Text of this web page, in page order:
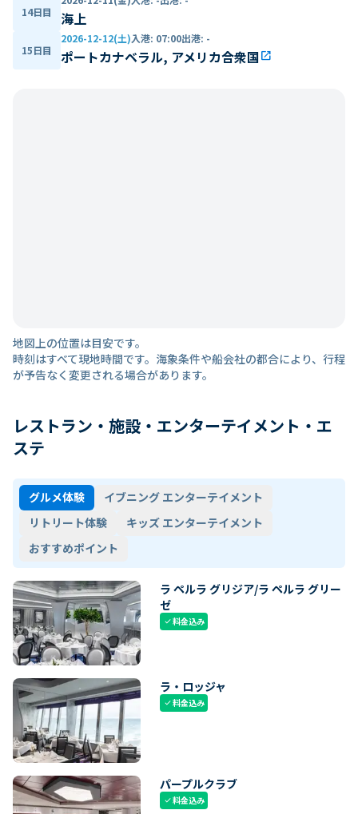
14日目 海上
15日目
2026-12-12(土)入港: 07:00出港: -
ポートカナベラル, アメリカ合衆国open_in_new
地図上の位置は目安です。
時刻はすべて現地時間です。海象条件や船会社の都合により、行程
が予告なく変更される場合があります。
レストラン・施設・エンターテイメント・エ
ステ
グルメ体験
イブニング エンターテイメント
リトリート体験
キッズ エンターテイメント
おすすめポイント
ラ ペルラ グリジア/ラ ペルラ グリー
ゼ
check料金込み
ラ・ロッジャ
check料金込み
パープルクラブ
check料金込み